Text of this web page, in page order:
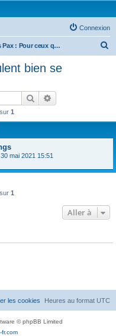
Connexion
Les Pax : Pour ceux qui veulent bien se présenter...
r
bien se
Rechercher
sur 1
mai 2021 15:51
sur 1
Aller à
Heures au format UTC
les cookies
© phpBB Limited